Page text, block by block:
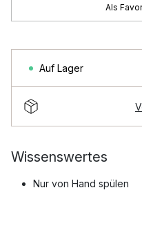
Als
Auf Lager
Wissenswertes
Nur von Hand spülen